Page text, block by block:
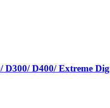
D400/ Extreme